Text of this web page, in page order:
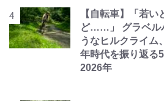
【自転車】「若
ど……」 グラベル
うなヒルクライム
年時代を振り返る
2026年